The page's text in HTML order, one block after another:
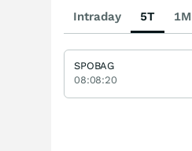
Intraday 5T 1M
SPOBAG
08:08:20